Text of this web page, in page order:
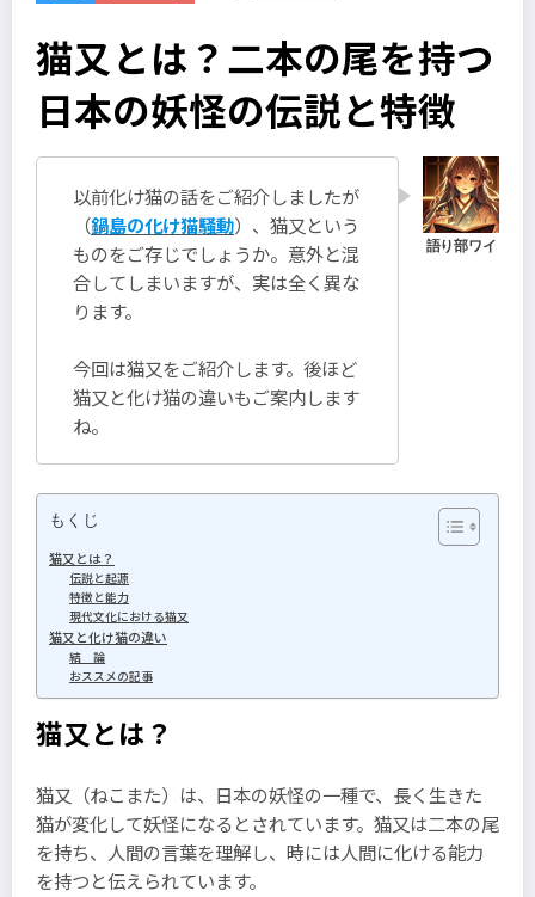
猫又とは？二本の尾を持つ
日本の妖怪の伝説と特徴
以前化け猫の話をご紹介しましたが
（鍋島の化け猫騒動）、猫又という
ものをご存じでしょうか。意外と混
合してしまいますが、実は全く異な
ります。
今回は猫又をご紹介します。後ほど
猫又と化け猫の違いもご案内します
ね。
もくじ
猫又とは？
伝説と起源
特徴と能力
現代文化における猫又
猫又と化け猫の違い
結 論
おススメの記事
猫又とは？
猫又（ねこまた）は、日本の妖怪の一種で、長く生きた
猫が変化して妖怪になるとされています。猫又は二本の尾
を持ち、人間の言葉を理解し、時には人間に化ける能力
を持つと伝えられています。